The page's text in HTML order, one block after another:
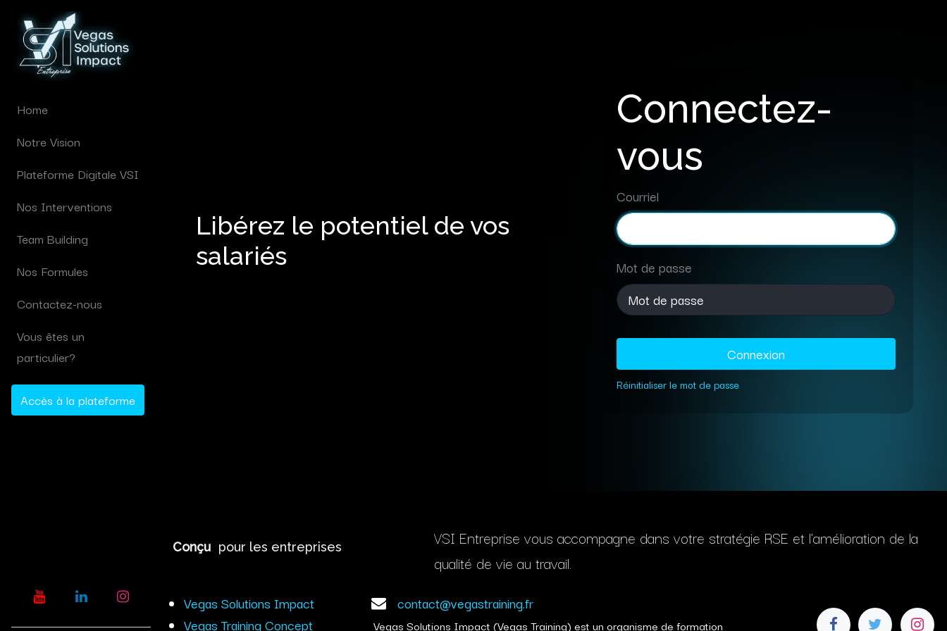
Home
Notre Vision
Plateforme Digitale VSI
Nos Interventions
Team Building
Nos Formules
Contactez-nous
Vous êtes un
particulier?
Accès à la plateforme
Libérez le potentiel de vos
salariés
Connectez-
vous
Courriel
Mot de passe
Connexion
Réinitialiser le mot de passe
Conçu pour les entreprises
VSI Entreprise vous accompagne dans votre stratégie RSE et l'amélioration de la
qualité de vie au travail.
Vegas Solutions Impact
Vegas Training Concept
contact@vegastraining.fr
Vegas Solutions Impact (Vegas Training) est un organisme de formation